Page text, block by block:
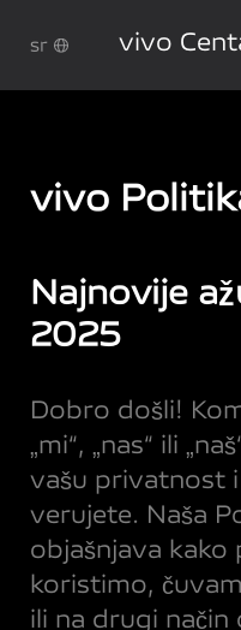
sr vivo
vivo
Najnovije
2025
Dobro došli!
„mi“, „nas“ ili
vašu privatnost
verujete. Naša
objašnjava kako
koristimo,
ili na drugi način